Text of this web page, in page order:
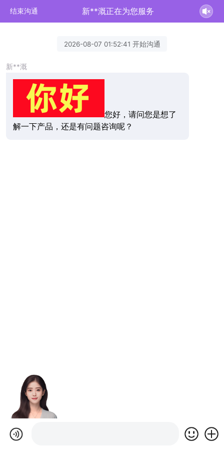
结束沟通 新**溉正在为您服务
2026-08-07 01:52:41 开始沟通
新**溉
您好，请问您是想了
解一下产品，还是有问题咨询呢？